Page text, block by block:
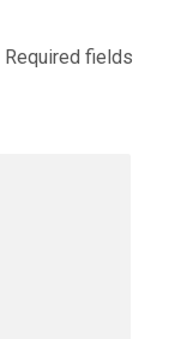
Required fields